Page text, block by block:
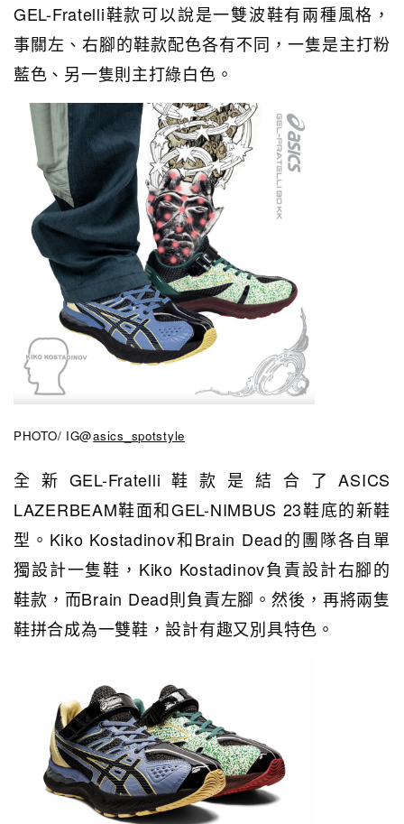
GEL-Fratelli鞋款可以說是一雙波鞋有兩種風格，
事關左、右腳的鞋款配色各有不同，一隻是主打粉
藍色、另一隻則主打綠白色。
PHOTO/ IG@asics_spotstyle
全新GEL-Fratelli鞋款是結合了ASICS
LAZERBEAM鞋面和GEL-NIMBUS 23鞋底的新鞋
型。Kiko Kostadinov和Brain Dead的團隊各自單
獨設計一隻鞋，Kiko Kostadinov負責設計右腳的
鞋款，而Brain Dead則負責左腳。然後，再將兩隻
鞋拼合成為一雙鞋，設計有趣又別具特色。